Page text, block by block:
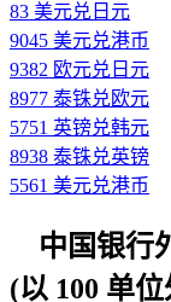
83 美元兑日元
9045 美元兑港币
9382 欧元兑日元
8977 泰铢兑欧元
5751 英镑兑韩元
8938 泰铢兑英镑
5561 美元兑港币
中国银行
(以 100 单